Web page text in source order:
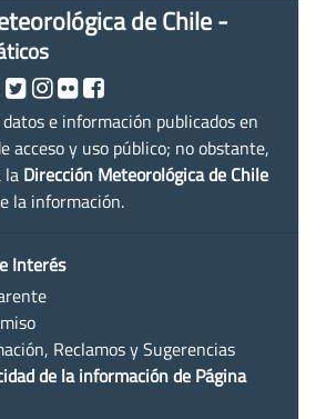
de Chile -
e información publicados en
acceso y uso público; no obstante,
la Dirección Meteorológica de Chile
la información.
Interés
Reclamos y Sugerencias
de la información de Página